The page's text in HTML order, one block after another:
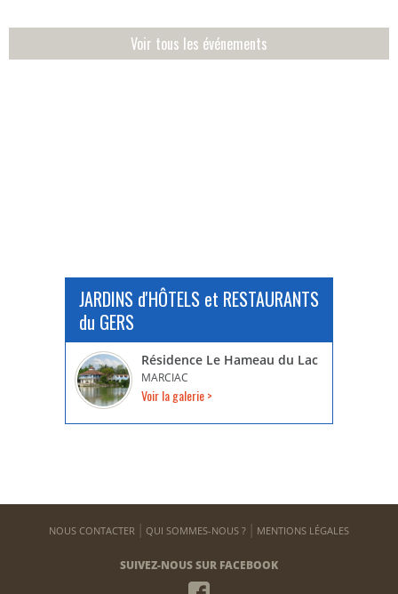
Voir tous les événements
JARDINS d'HÔTELS et RESTAURANTS
du GERS
Résidence Le Hameau du Lac
MARCIAC
Voir la galerie >
NOUS CONTACTER QUI SOMMES-NOUS ? MENTIONS LÉGALES
SUIVEZ-NOUS SUR FACEBOOK